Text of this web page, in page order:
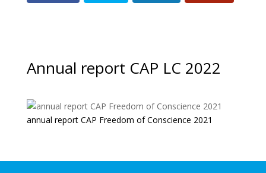
Annual report CAP LC 2022
annual report CAP Freedom of Conscience 2021